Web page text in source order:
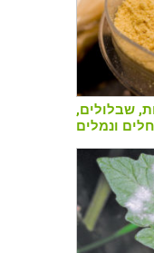
שבלולים,
ונמלים